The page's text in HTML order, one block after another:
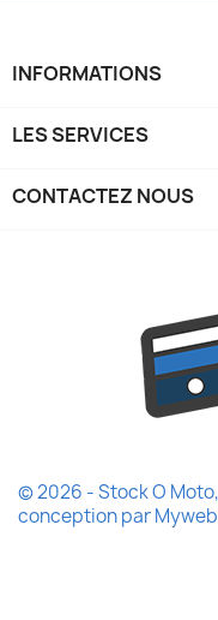
INFORMATIONS
LES SERVICES
CONTACTEZ NOUS
© 2026 - Stock O
conception par